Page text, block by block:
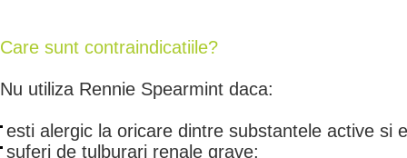
Care sunt contraindicatiile?
Nu utiliza Rennie Spearmint daca:
esti alergic la oricare dintre substantele active si
suferi de tulburari renale grave;